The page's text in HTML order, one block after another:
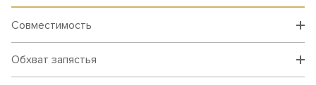
Совместимость
Обхват запястья